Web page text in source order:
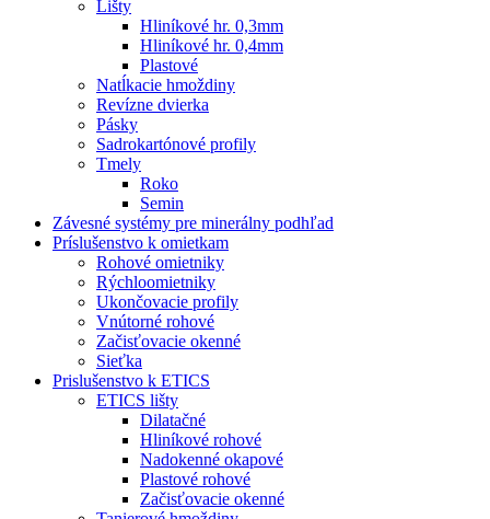
Lišty
Hliníkové hr. 0,3mm
Hliníkové hr. 0,4mm
Plastové
Natĺkacie hmoždiny
Revízne dvierka
Pásky
Sadrokartónové profily
Tmely
Roko
Semin
Závesné systémy pre minerálny podhľad
Príslušenstvo k omietkam
Rohové omietniky
Rýchloomietniky
Ukončovacie profily
Vnútorné rohové
Začisťovacie okenné
Sieťka
Prislušenstvo k ETICS
ETICS lišty
Dilatačné
Hliníkové rohové
Nadokenné okapové
Plastové rohové
Začisťovacie okenné